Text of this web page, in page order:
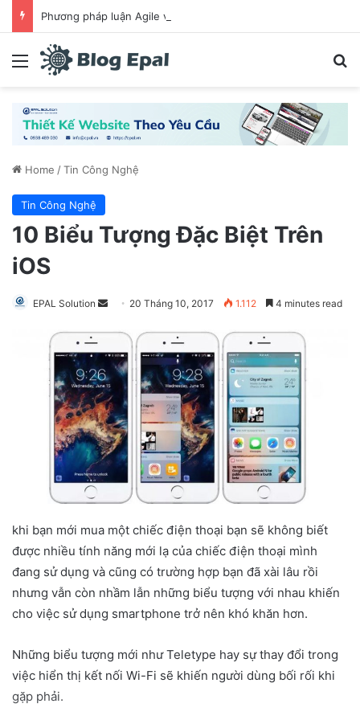
Menu
Home /Tin Công Nghệ
Tin Công Nghệ
10 Biểu Tượng Đặc Biệt Trên
iOS
EPAL Solution
d
a
n
e
m
a
20 Tháng 10, 2017 1.112 4 minutes read
khi bạn mới mua một chiếc điện thoại bạn sẽ không biết
được nhiều tính năng mới lạ của chiếc điện thoại mình
đang sử dụng và cũng có trường hợp bạn đã xài lâu rồi
nhưng vẫn còn nhầm lẫn những biểu tượng với nhau khiến
cho việc sử dụng smartphone trở nên khó khăn hơn.
Những biểu tượng mới như Teletype hay sự thay đổi trong
việc hiển thị kết nối Wi-Fi sẽ khiến người dùng bối rối khi
gặp phải.